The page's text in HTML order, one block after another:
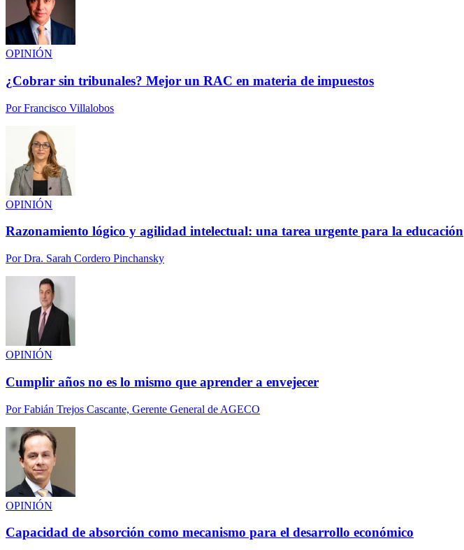
OPINIÓN
¿Cobrar sin tribunales? Mejor un RAC en materia de impuestos
PorFrancisco Villalobos
OPINIÓN
Razonamiento lógico y agilidad intelectual: una tarea urgente para la educación
PorDra. Sarah Cordero Pinchansky
OPINIÓN
Cumplir años no es lo mismo que aprender a envejecer
PorFabián Trejos Cascante, Gerente General de AGECO
OPINIÓN
Capacidad de absorción como mecanismo para el desarrollo económico